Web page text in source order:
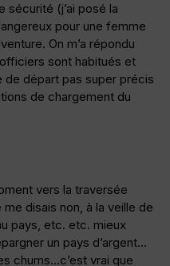
sécurité (j’ai posé la
pour une femme
On m’a répondu
sont habitués et
de départ pas super précis
de chargement du
vers la traversée
disais non, à la veille de
pays, etc. etc. mieux
un pays d’argent…
chums…c’est vrai que